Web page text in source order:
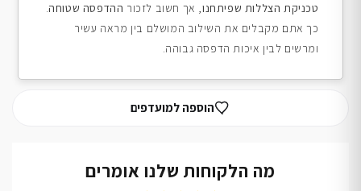
טכניקת הצללות שפיתחנו, אך חשוב לזכור ההדפסה שטוחה.
כך אתם מקבלים את השילוב המושלם בין מראה עשיר
ומרשים לבין איכות הדפסה גבוהה.
הוספה למועדפים
מה הלקוחות שלנו אומרים